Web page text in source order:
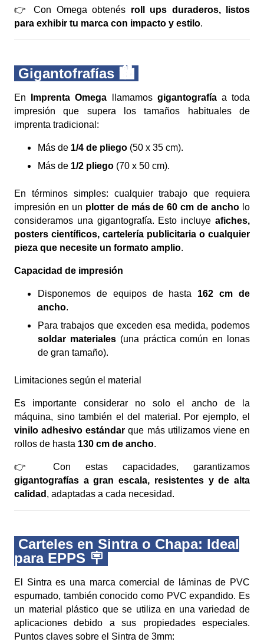
👉 Con Omega obtenés roll ups duraderos, listos
para exhibir tu marca con impacto y estilo.
Gigantofrafías 🏙️
En Imprenta Omega llamamos gigantografíaa toda
impresión que supera los tamaños habituales de
imprenta tradicional:
Más de 1/4 de pliego (50 x 35 cm).
Más de 1/2 pliego (70 x 50 cm).
En términos simples: cualquier trabajo que requiera
impresión en un plotter de más de 60 cm de ancho lo
consideramos una gigantografía. Esto incluye afiches,
posters científicos, cartelería publicitaria o cualquier
pieza que necesite un formato amplio.
Capacidad de impresión
Disponemos de equipos de hasta 162 cm de
ancho.
Para trabajos que exceden esa medida, podemos
soldar materiales(una práctica común en lonas
de gran tamaño).
Limitaciones según el material
Es importante considerar no solo el ancho de la
máquina, sino también el del material. Por ejemplo, el
vinilo adhesivo estándar que más utilizamos viene en
rollos de hasta 130 cm de ancho.
👉 Con estas capacidades, garantizamos
gigantografías a gran escala, resistentes y de alta
calidad , adaptadas a cada necesidad.
Carteles en Sintra o Chapa: Ideal
para EPPS 🪧
El Sintra es una marca comercial de láminas de PVC
espumado, también conocido como PVC expandido. Es
un material plástico que se utiliza en una variedad de
aplicaciones debido a sus propiedades especiales.
Puntos claves sobre el Sintra de 3mm: